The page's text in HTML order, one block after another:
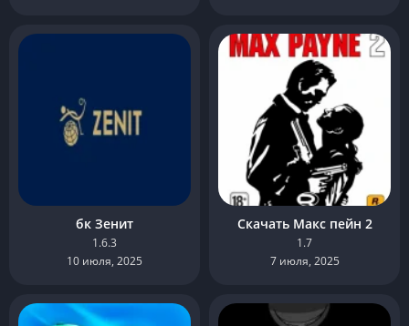
бк Зенит
1.6.3
10 июля, 2025
Скачать Макс пейн 2
1.7
7 июля, 2025